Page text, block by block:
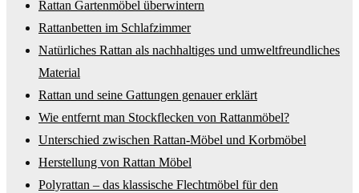
Rattan Gartenmöbel überwintern
Rattanbetten im Schlafzimmer
Natürliches Rattan als nachhaltiges und umweltfreundliches
Material
Rattan und seine Gattungen genauer erklärt
Wie entfernt man Stockflecken von Rattanmöbel?
Unterschied zwischen Rattan-Möbel und Korbmöbel
Herstellung von Rattan Möbel
Polyrattan – das klassische Flechtmöbel für den